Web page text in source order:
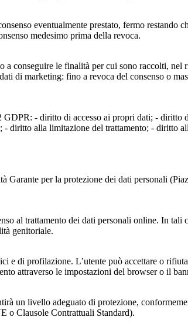
eventualmente prestato, fermo restando
medesimo prima della revoca.
a conseguire le finalità per cui sono raccolti, nel
di marketing: fino a revoca del consenso o
- diritto di accesso ai propri dati; - diritto
diritto alla limitazione del trattamento; - diritto
per la protezione dei dati personali
al trattamento dei dati personali online. In tali
genitoriale.
e di profilazione. L’utente può accettare o
attraverso le impostazioni del browser o il
un livello adeguato di protezione,
o Clausole Contrattuali Standard).